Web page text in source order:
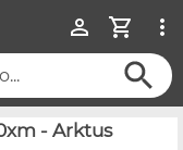
- Arktus